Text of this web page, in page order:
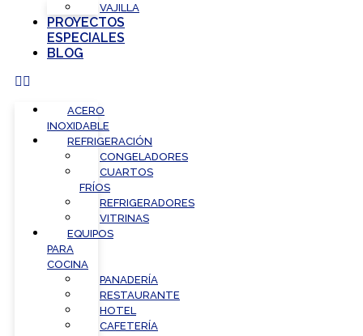
VAJILLA
PROYECTOS
ESPECIALES
BLOG
ACERO
INOXIDABLE
REFRIGERACIÓN
CONGELADORES
CUARTOS
FRÍOS
REFRIGERADORES
VITRINAS
EQUIPOS
PARA
COCINA
PANADERÍA
RESTAURANTE
HOTEL
CAFETERÍA